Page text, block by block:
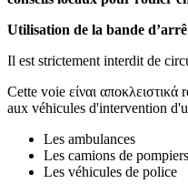
Utilisation de la bande
Il est strictement interdit de
Cette voie είναι αποκλειστικά
aux véhicules d'intervention
Les ambulances
Les camions de pompiers
Les véhicules de police